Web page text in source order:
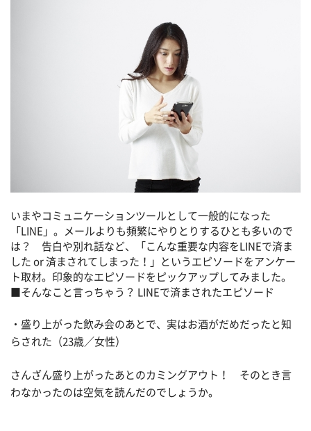
いまやコミュニケーションツールとして一般的になった
「LINE」。メールよりも頻繁にやりとりするひとも多いので
は？ 告白や別れ話など、「こんな重要な内容をLINEで済ま
した or 済まされてしまった！」というエピソードをアンケー
ト取材。印象的なエピソードをピックアップしてみました。
■そんなこと言っちゃう？ LINEで済まされたエピソード
・盛り上がった飲み会のあとで、実はお酒がだめだったと知
らされた（23歳／女性）
さんざん盛り上がったあとのカミングアウト！ そのとき言
わなかったのは空気を読んだのでしょうか。